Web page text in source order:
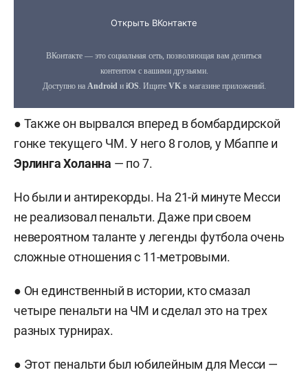
● Также он вырвался вперед в бомбардирской
гонке текущего ЧМ. У него 8 голов, у Мбаппе и
Эрлинга Холанна — по 7.
Но были и антирекорды. На 21-й минуте Месси
не реализовал пенальти. Даже при своем
невероятном таланте у легенды футбола очень
сложные отношения с 11-метровыми.
● Он единственный в истории, кто смазал
четыре пенальти на ЧМ и сделал это на трех
разных турнирах.
● Этот пенальти был юбилейным для Месси —